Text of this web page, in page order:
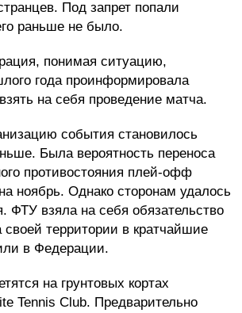
Под запрет попали
раньше не было.
понимая ситуацию,
года проинформировала
на себя проведение матча.
события становилось
Была вероятность переноса
противостояния плей-офф
ноябрь. Однако сторонам удалось
ФТУ взяла на себя обязательство
своей территории в кратчайшие
в Федерации.
на грунтовых кортах
Tennis Club. Предварительно